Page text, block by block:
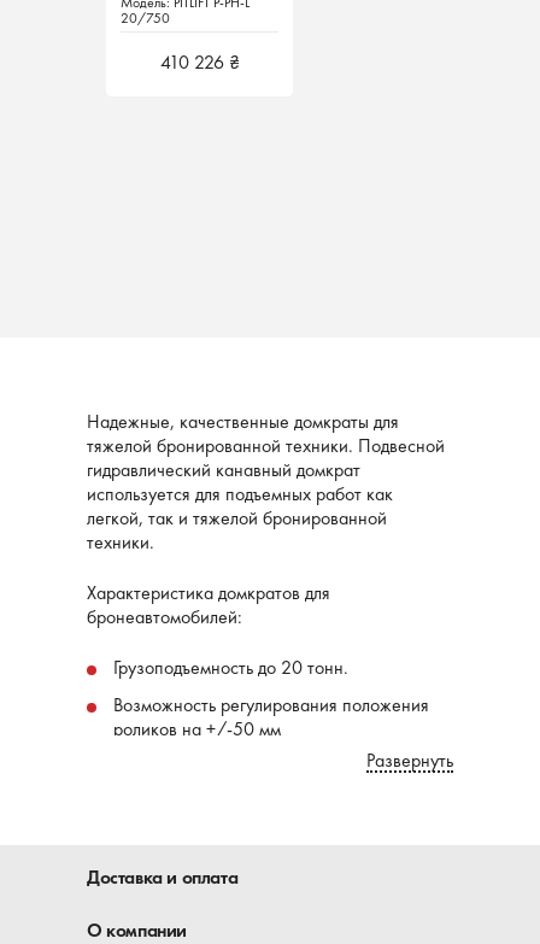
мотором, г/п 20 т., ход
Германия
20/750
410 226 ₴
мотором, г/п 20 т., ход
Германия
20/750
410 226 ₴
Надежные, качественные домкраты для
тяжелой бронированной техники. Подвесной
гидравлический канавный домкрат
используется для подъемных работ как
легкой, так и тяжелой бронированной
техники.
Характеристика домкратов для
бронеавтомобилей:
Грузоподъемность до 20 тонн.
Возможность регулирования положения
роликов на +/-50 мм
Шток плунжера та гидроцилиндр имеют
Тонкий квадратный дизайн цилиндра
Развернуть
Доставка и оплата
О компании